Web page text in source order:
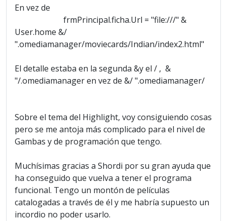
En vez de
frmPrincipal.ficha.Url = "file:///" &
User.home &/
".omediamanager/moviecards/Indian/index2.html"
El detalle estaba en la segunda &y el / , &
"/.omediamanager en vez de &/ ".omediamanager/
Sobre el tema del Highlight, voy consiguiendo cosas
pero se me antoja más complicado para el nivel de
Gambas y de programación que tengo.
Muchísimas gracias a Shordi por su gran ayuda que
ha conseguido que vuelva a tener el programa
funcional. Tengo un montón de películas
catalogadas a través de él y me habría supuesto un
incordio no poder usarlo.